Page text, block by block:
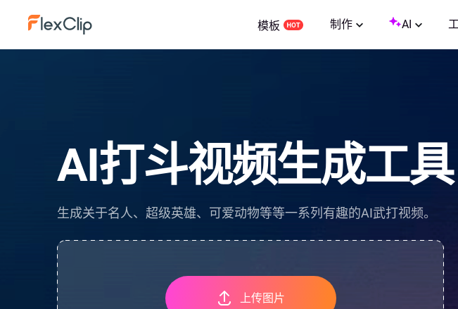
模板 制作 AI
AI打斗视频生成工具
生成关于名人、超级英雄、可爱动物等等一系列有趣的AI武打视频。
上传图片